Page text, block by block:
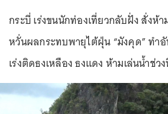
กระบี่ เร่งขนนักท่องเที่ยวกลับฝั่ง สั่งห้า
หวั่นผลกระทบพายุไต้ฝุ่น “มังคุด” ทำ
เร่งติดธงเหลือง ธงแดง ห้ามเล่นน้ำช่ว